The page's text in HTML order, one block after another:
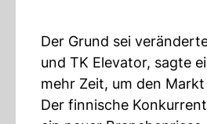
Der Grund sei
und TK Elevator, sagte
mehr Zeit, um den
Der finnische